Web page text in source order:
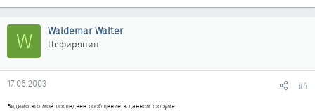
W Waldemar Walter
Цефирянин
17.06.2003 #4
Видимо это моё последнее сообщение в данном форуме.